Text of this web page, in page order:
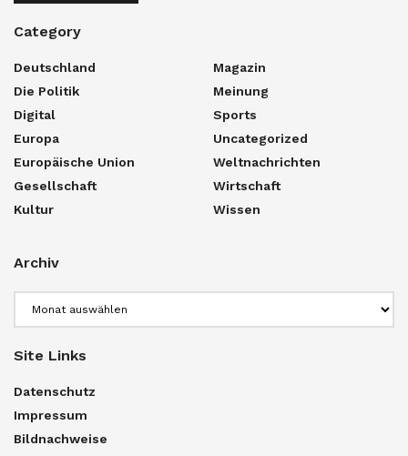
Category
Deutschland
Die Politik
Digital
Europa
Europäische Union
Gesellschaft
Kultur
Magazin
Meinung
Sports
Uncategorized
Weltnachrichten
Wirtschaft
Wissen
Archiv
Site Links
Datenschutz
Impressum
Bildnachweise